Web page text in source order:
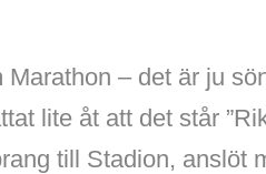
Marathon – det är ju
lite åt att det står
till Stadion, anslöt